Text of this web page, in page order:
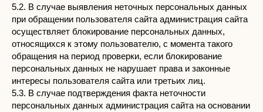
5.2. В случае выявления неточных персональных данных
при обращении пользователя сайта администрация сайта
осуществляет блокирование персональных данных,
относящихся к этому пользователю, с момента такого
обращения на период проверки, если блокирование
персональных данных не нарушает права и законные
интересы пользователя сайта или третьих лиц.
5.3. В случае подтверждения факта неточности
персональных данных администрация сайта на основании